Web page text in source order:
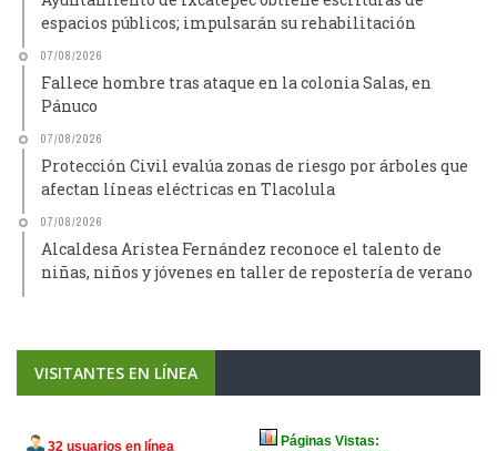
espacios públicos; impulsarán su rehabilitación
07/08/2026
Fallece hombre tras ataque en la colonia Salas, en
Pánuco
07/08/2026
Protección Civil evalúa zonas de riesgo por árboles que
afectan líneas eléctricas en Tlacolula
07/08/2026
Alcaldesa Aristea Fernández reconoce el talento de
niñas, niños y jóvenes en taller de repostería de verano
VISITANTES EN LÍNEA